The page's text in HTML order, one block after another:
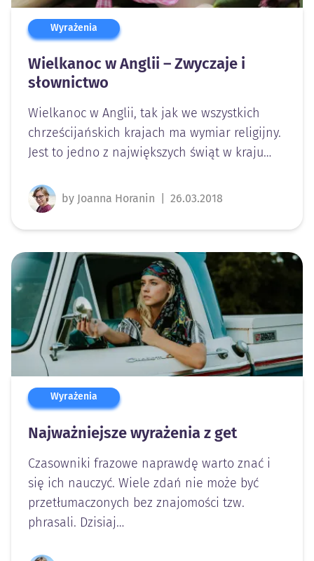
Wyrażenia
Wielkanoc w Anglii – Zwyczaje i
słownictwo
Wielkanoc w Anglii, tak jak we wszystkich
chrześcijańskich krajach ma wymiar religijny.
Jest to jedno z największych świąt w kraju…
by Joanna Horanin 26.03.2018
Wyrażenia
Najważniejsze wyrażenia z get
Czasowniki frazowe naprawdę warto znać i
się ich nauczyć. Wiele zdań nie może być
przetłumaczonych bez znajomości tzw.
phrasali. Dzisiaj…